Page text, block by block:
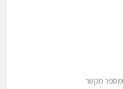
מספר מקשר